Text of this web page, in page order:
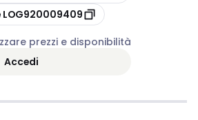
LOG920009409
prezzi e disponibilità
Accedi